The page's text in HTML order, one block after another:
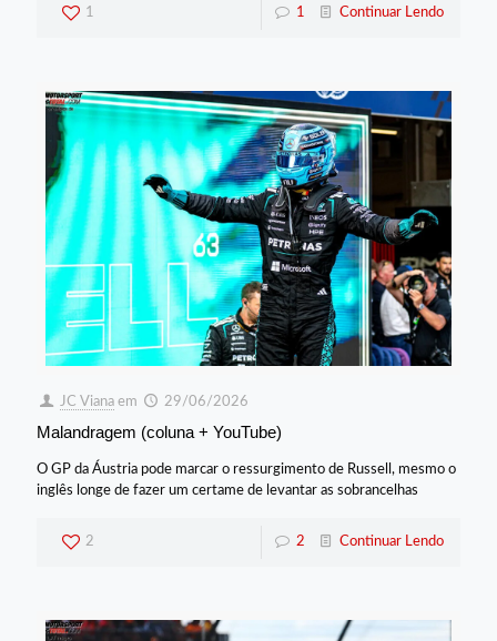
1 1 Continuar Lendo
JC Viana em 29/06/2026
Malandragem (coluna + YouTube)
O GP da Áustria pode marcar o ressurgimento de Russell, mesmo o
inglês longe de fazer um certame de levantar as sobrancelhas
2 2 Continuar Lendo